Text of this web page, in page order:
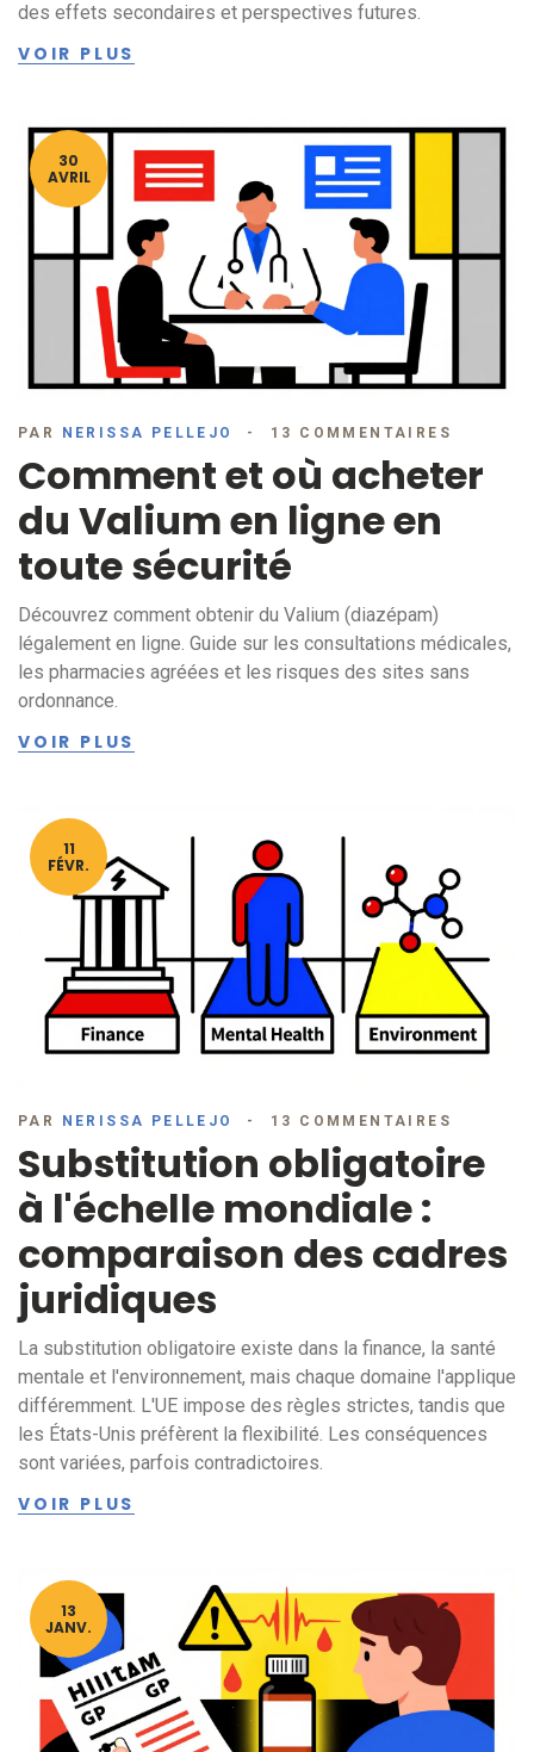
des effets secondaires et perspectives futures.
VOIR PLUS
30
AVRIL
PAR NERISSA PELLEJO 13 COMMENTAIRES
Comment et où acheter
du Valium en ligne en
toute sécurité
Découvrez comment obtenir du Valium (diazépam)
légalement en ligne. Guide sur les consultations médicales,
les pharmacies agréées et les risques des sites sans
ordonnance.
VOIR PLUS
11
FÉVR.
PAR NERISSA PELLEJO 13 COMMENTAIRES
Substitution obligatoire
à l'échelle mondiale :
comparaison des cadres
juridiques
La substitution obligatoire existe dans la finance, la santé
mentale et l'environnement, mais chaque domaine l'applique
différemment. L'UE impose des règles strictes, tandis que
les États-Unis préfèrent la flexibilité. Les conséquences
sont variées, parfois contradictoires.
VOIR PLUS
13
JANV.